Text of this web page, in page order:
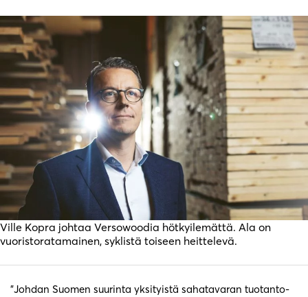
Ville Kopra johtaa Versowoodia hötkyilemättä. Ala on
vuoristoratamainen, syklistä toiseen heittelevä.
”Johdan Suomen suurinta yksityistä sahatavaran tuotanto-